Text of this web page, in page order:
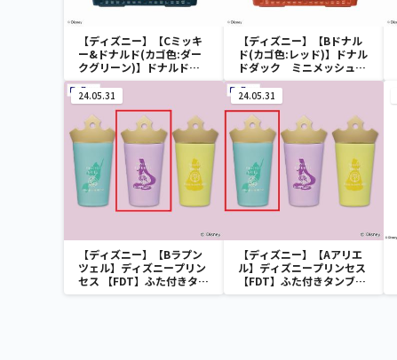
【ディズニー】【Cミッキ
ー&ドナルド(カゴ色:ダー
クグリーン)】ドナルドダ
ック ミニメッシュカゴ
【ディズニー】【Bドナル
ド(カゴ色:レッド)】ドナル
ドダック ミニメッシュカ
ゴ
24.05.31
【ディズニー】【Bラプン
ツェル】ディズニープリン
セス 【FDT】ふた付きタン
ブラー
24.05.31
【ディズニー】【Aアリエ
ル】ディズニープリンセス
【FDT】ふた付きタンブラ
ー